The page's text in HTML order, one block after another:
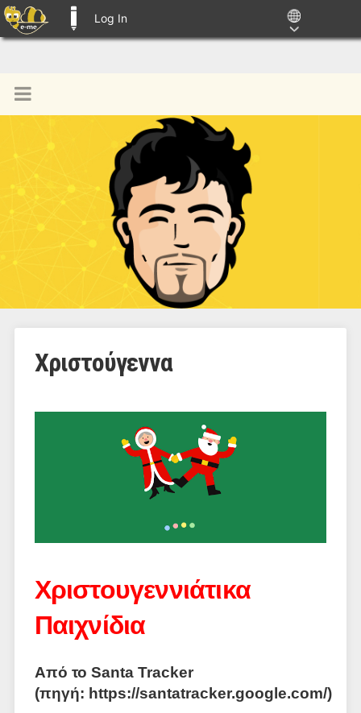
Log In
Χριστούγεννα
Χριστουγεννιάτικα
Παιχνίδια
Από το Santa Tracker
(πηγή: https://santatracker.google.com/)